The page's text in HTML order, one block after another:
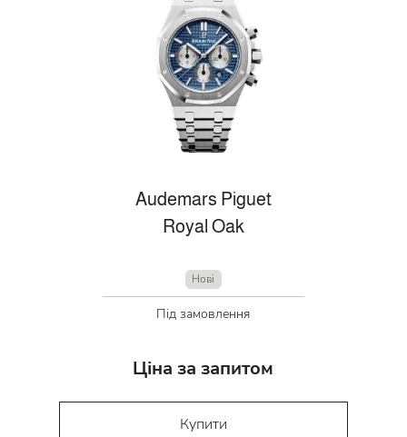
Audemars Piguet
Royal Oak
Нові
Під замовлення
Ціна за запитом
Купити